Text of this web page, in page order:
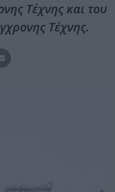
Τέχνης και του
Τέχνης.